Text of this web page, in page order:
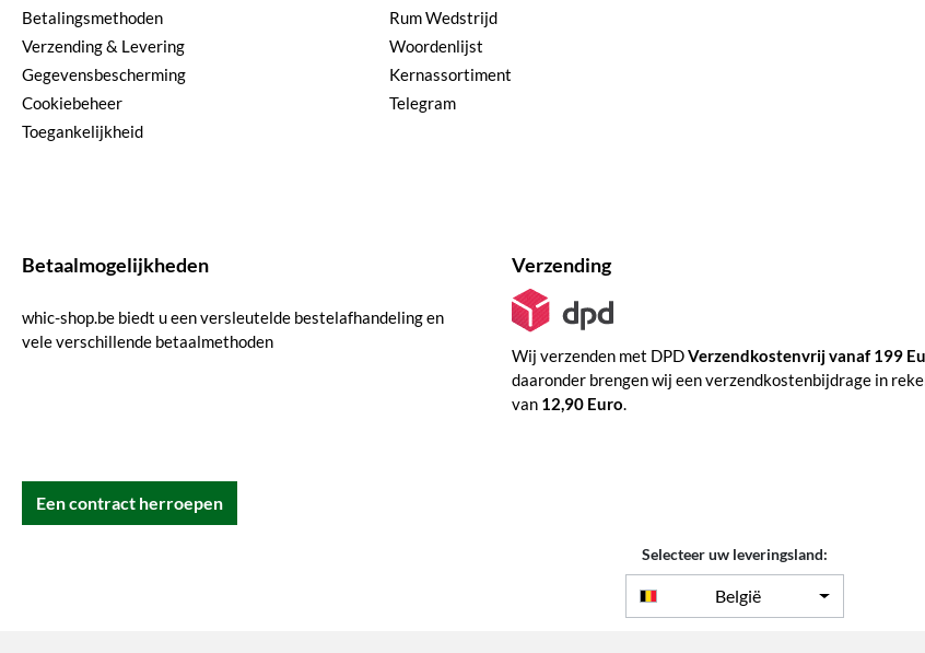
Betalingsmethoden
Verzending & Levering
Gegevensbescherming
Cookiebeheer
Toegankelijkheid
Rum Wedstrijd
Woordenlijst
Kernassortiment
Telegram
Betaalmogelijkheden
whic-shop.be biedt u een versleutelde bestelafhandeling en
vele verschillende betaalmethoden
Verzending
Wij verzenden met DPDVerzendkostenvrij vanaf 199
daaronder brengen wij een verzendkostenbijdrage in
van 12,90 Euro.
Een contract herroepen
Selecteer uw leveringsland:
België